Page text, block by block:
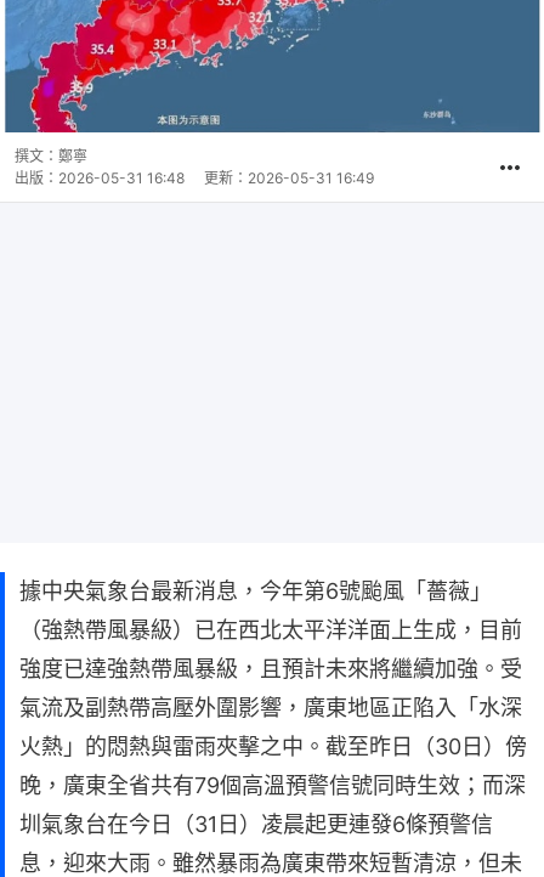
撰文： 鄭寧
出版： 2026-05-31 16:48 更新： 2026-05-31 16:49
據中央氣象台最新消息，今年第6號颱風「薔薇」
（強熱帶風暴級）已在西北太平洋洋面上生成，目前
強度已達強熱帶風暴級，且預計未來將繼續加強。受
氣流及副熱帶高壓外圍影響，廣東地區正陷入「水深
火熱」的悶熱與雷雨夾擊之中。截至昨日（30日）傍
晚，廣東全省共有79個高溫預警信號同時生效；而深
圳氣象台在今日（31日）凌晨起更連發6條預警信
息，迎來大雨。雖然暴雨為廣東帶來短暫清涼，但未